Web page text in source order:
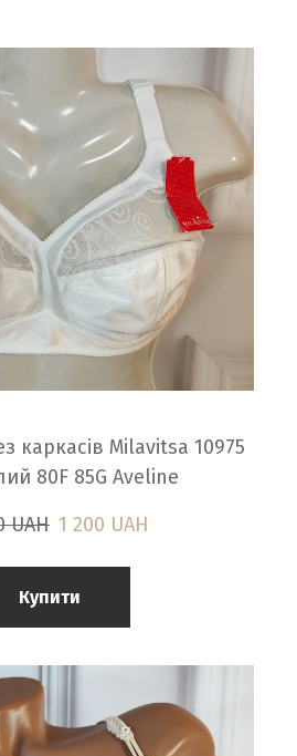
каркасів Milavitsa 10975
80F 85G Aveline
UAH 1 200 UAH
Купити